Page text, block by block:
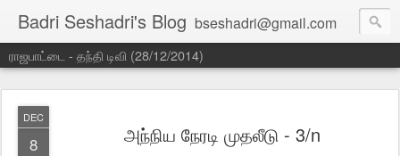
Badri Seshadri's Blog bseshadri@gmail.com
ராஜபாட்டை - தந்தி டிவி (28/12/2014)
DEC
8 அந்நிய நேரடி முதலீடு - 3/n